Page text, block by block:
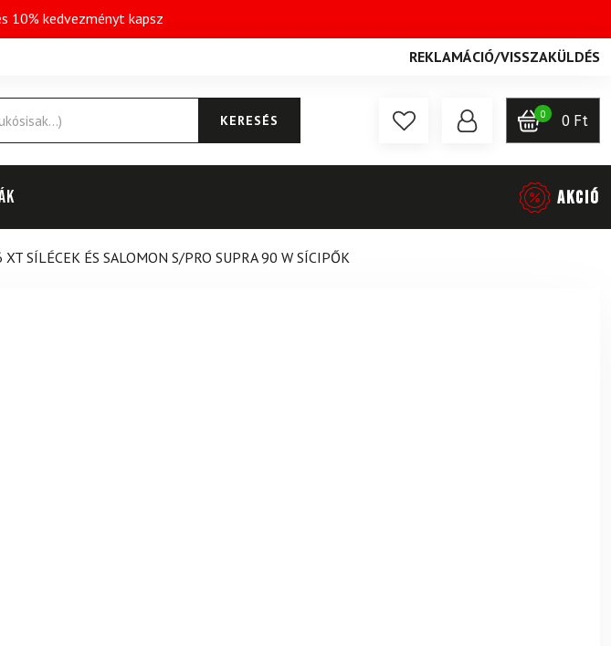
10% kedvezményt kapsz
REKLAMÁCIÓ/VISSZAKÜLDÉS
KERESÉS 0 0 Ft
AKCIÓ
SÍLÉCEK ÉS SALOMON S/PRO SUPRA 90 W SÍCIPŐK